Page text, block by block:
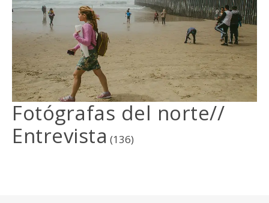
Fotógrafas del norte//
Entrevista (136)